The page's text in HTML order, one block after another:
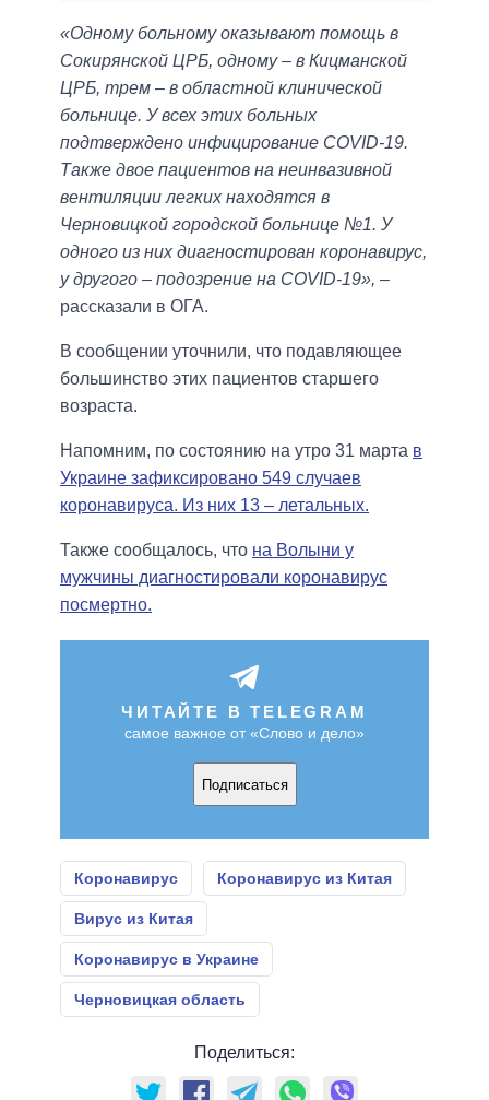
«Одному больному оказывают помощь в
Сокирянской ЦРБ, одному – в Кицманской
ЦРБ, трем – в областной клинической
больнице. У всех этих больных
подтверждено инфицирование COVID-19.
Также двое пациентов на неинвазивной
вентиляции легких находятся в
Черновицкой городской больнице №1. У
одного из них диагностирован коронавирус,
у другого – подозрение на COVID-19», –
рассказали в ОГА.
В сообщении уточнили, что подавляющее
большинство этих пациентов старшего
возраста.
Напомним, по состоянию на утро 31 марта в
Украине зафиксировано 549 случаев
коронавируса. Из них 13 – летальных.
Также сообщалось, что на Волыни у
мужчины диагностировали коронавирус
посмертно.
ЧИТАЙТЕ В TELEGRAM
самое важное от «Слово и дело»
Подписаться
Коронавирус Коронавирус из Китая
Вирус из Китая
Коронавирус в Украине
Черновицкая область
Поделиться: